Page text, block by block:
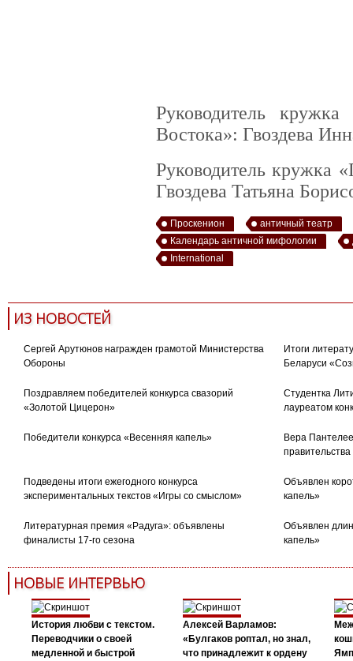
Руководитель кружка
Востока»: Гвоздева
Руководитель кружка
Гвоздева Татьяна
Проскенион
античный театр
Календарь античной мифологии
International
ИЗ НОВОСТЕЙ
Сергей Арутюнов награжден грамотой Министерства
Обороны
Итоги
Беларуси
Поздравляем победителей конкурса свазорий
«Золотой Цицерон»
Студентка
лауреатом
Победители конкурса «Весенняя капель»
Вера
Подведены итоги ежегодного конкурса
экспериментальных текстов «Игры со смыслом»
Объявлен
капель»
Литературная премия «Радуга»: объявлены
финалисты 17-го сезона
Объявлен
капель»
НОВЫЕ ИНТЕРВЬЮ
История любви с текстом.
Переводчики о своей
медленной и быстрой
Алексей Варламов:
«Булгаков роптал, но знал,
что принадлежит к ордену